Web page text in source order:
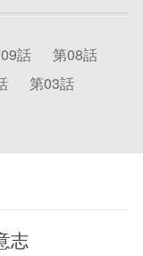
話
第08話
第03話
志